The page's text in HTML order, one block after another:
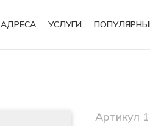
АДРЕСА УСЛУГИ
Артикул